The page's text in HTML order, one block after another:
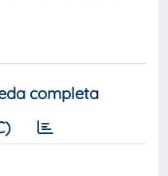
completa